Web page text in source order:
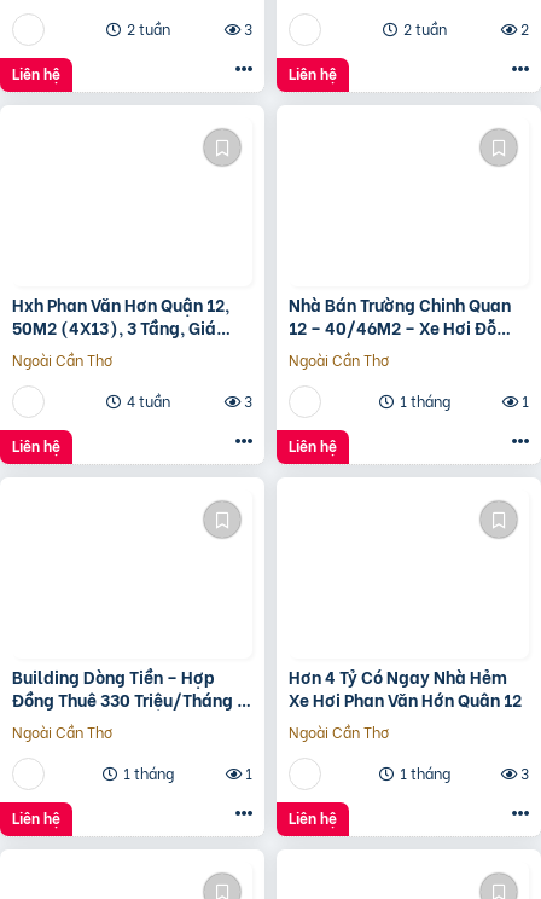
2 tuần
3
Liên hệ
2 tuần
2
Liên hệ
Hxh Phan Văn Hơn Quận 12,
50M2 (4X13), 3 Tầng, Giá
4.96 Tỷ
Ngoài Cần Thơ
4 tuần
3
Liên hệ
Nhà Bán Trường Chinh Quan
12 – 40/46M2 – Xe Hơi Đỗ
Cửa – 3.1 Tỷ
Ngoài Cần Thơ
1 tháng
1
Liên hệ
Building Dòng Tiền – Hợp
Đồng Thuê 330 Triệu/Tháng –
Quận 5, Tp.hcm -139Ty
Ngoài Cần Thơ
1 tháng
1
Liên hệ
Hơn 4 Tỷ Có Ngay Nhà Hẻm
Xe Hơi Phan Văn Hớn Quân 12
Ngoài Cần Thơ
1 tháng
3
Liên hệ